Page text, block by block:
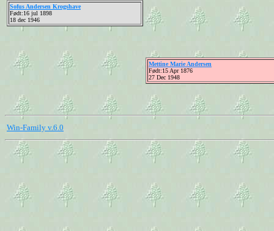
Sofus Andersen Krogshave
Født:16 jul 1898
18 dec 1946
Mettine Marie Andersen
Født:15 Apr 1876
27 Dec 1948
Win-Family v.6.0